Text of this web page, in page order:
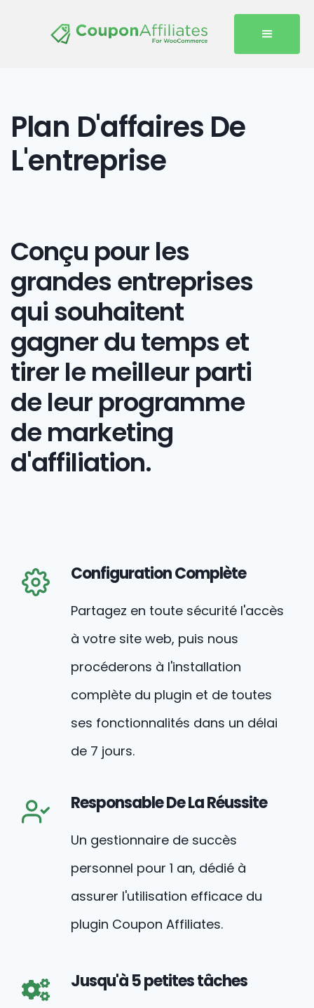
Plan D'affaires De
L'entreprise
Conçu pour les
grandes entreprises
qui souhaitent
gagner du temps et
tirer le meilleur parti
de leur programme
de marketing
d'affiliation.
Configuration Complète
Partagez en toute sécurité l'accès
à votre site web, puis nous
procéderons à l'installation
complète du plugin et de toutes
ses fonctionnalités dans un délai
de 7 jours.
Responsable De La Réussite
Un gestionnaire de succès
personnel pour 1 an, dédié à
assurer l'utilisation efficace du
plugin Coupon Affiliates.
Jusqu'à 5 petites tâches